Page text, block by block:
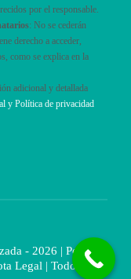
por el responsable.
: No se cederán
derecho a acceder,
como se explica en la
adicional y detallada
y Política de privacidad
- 2026 | Política
Legal | Todos los